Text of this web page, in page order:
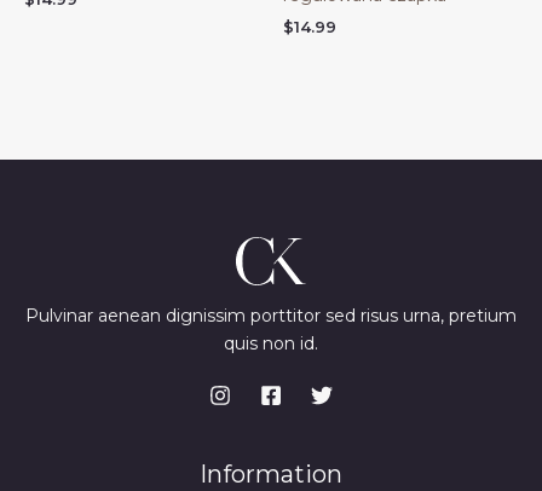
$14.99
Pulvinar aenean dignissim porttitor sed risus urna, pretium
quis non id.
Information